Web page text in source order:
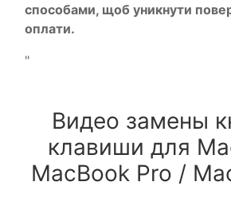
способами, щоб уникнути
оплати.
"
Видео замены
клавиши для
MacBook Pro /